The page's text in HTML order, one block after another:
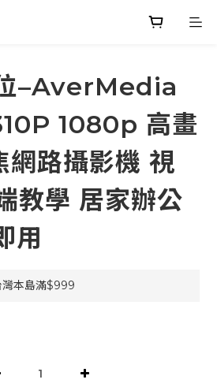
–AverMedia
1080p 高畫
網路攝影機 視
教學 居家辦公
用
灣本島滿$999